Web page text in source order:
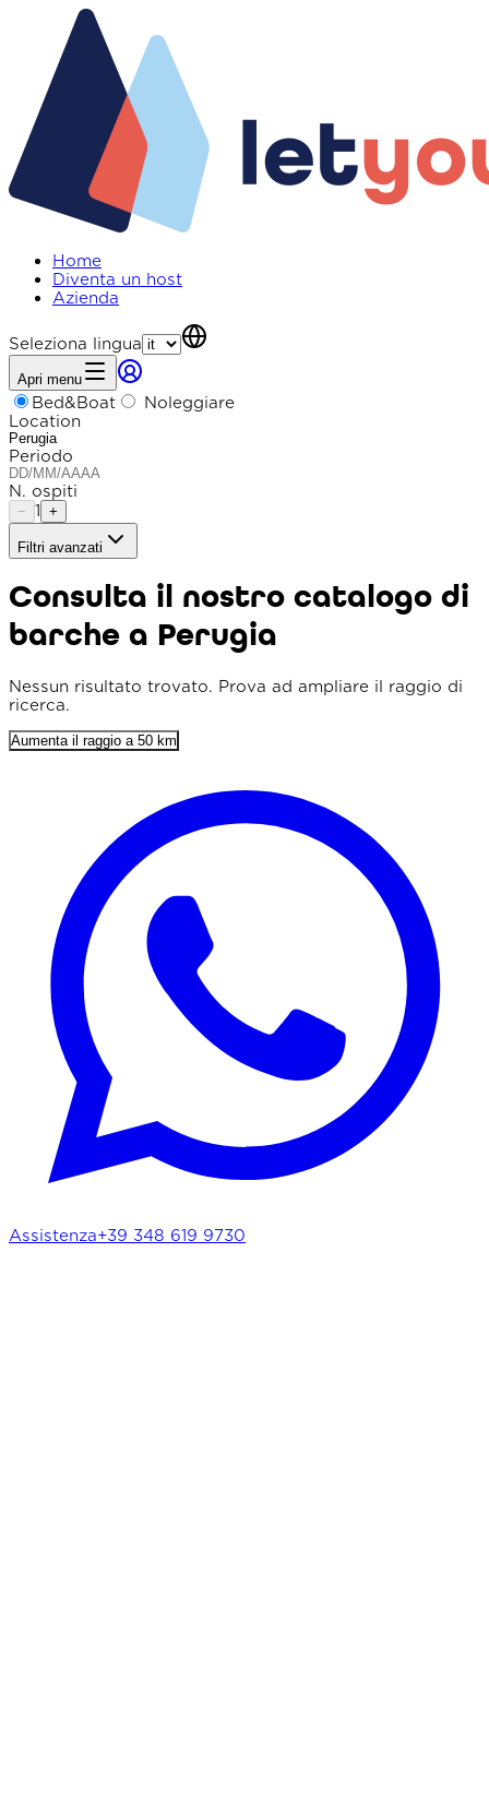
Home
Diventa un host
Azienda
Seleziona lingua
Apri menu
Bed&Boat
Noleggiare
Location
Periodo
N. ospiti
− 1 +
Filtri avanzati
Raggio
Ordina per
Prezzo min. (€)
Prezzo max. (€)
Lunghezza min. (m)
Solo punteggio 4+
Parcheggio incluso
Colazione inclusa
Consulta il nostro catalogo di
barche a Perugia
Nessun risultato trovato. Prova ad ampliare il raggio di
ricerca.
Aumenta il raggio a 50 km
Assistenza+39 348 619 9730